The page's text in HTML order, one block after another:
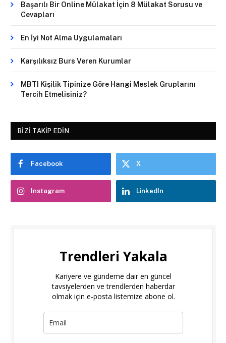
Başarılı Bir Online Mülakat İçin 8 Mülakat Sorusu ve
Cevapları
En İyi Not Alma Uygulamaları
Karşılıksız Burs Veren Kurumlar
MBTI Kişilik Tipinize Göre Hangi Meslek Gruplarını
Tercih Etmelisiniz?
BIZI TAKIP EDIN
Facebook X
Instagram LinkedIn
Trendleri Yakala
Kariyere ve gündeme dair en güncel
tavsiyelerden ve trendlerden haberdar
olmak için e-posta listemize abone ol.